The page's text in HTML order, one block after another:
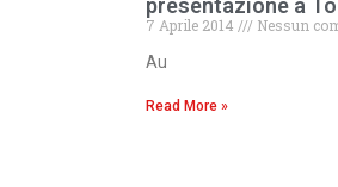
7 Aprile 2014
Nessun
Au
Read More »